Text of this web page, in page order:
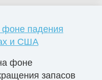
фоне падения
и США
фоне
запасов